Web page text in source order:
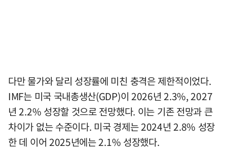
다만 물가와 달리 성장률에 미친 충격은 제한적이었다.
IMF는 미국 국내총생산(GDP)이 2026년 2.3%, 2027
년 2.2% 성장할 것으로 전망했다. 이는 기존 전망과 큰
차이가 없는 수준이다. 미국 경제는 2024년 2.8% 성장
한 데 이어 2025년에는 2.1% 성장했다.